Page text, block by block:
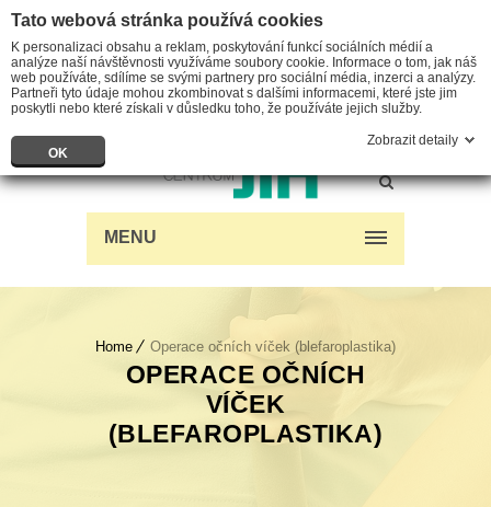
MENU
Home Operace očních víček (blefaroplastika)
OPERACE OČNÍCH
VÍČEK
(BLEFAROPLASTIKA)
Tato webová stránka používá cookies
K personalizaci obsahu a reklam, poskytování funkcí sociálních médií a
analýze naší návštěvnosti využíváme soubory cookie. Informace o tom, jak náš
web používáte, sdílíme se svými partnery pro sociální média, inzerci a analýzy.
Partneři tyto údaje mohou zkombinovat s dalšími informacemi, které jste jim
poskytli nebo které získali v důsledku toho, že používáte jejich služby.
OK
Zobrazit detaily